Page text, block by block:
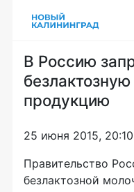
В Россию
продукцию
25 июня 2015, 20:10
Правительство
безлактозной